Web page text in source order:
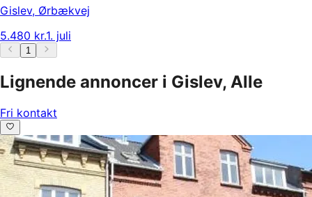
Gislev, Ørbækvej
5.480 kr.1. juli
1
Lignende annoncer i Gislev, Alle
Fri kontakt